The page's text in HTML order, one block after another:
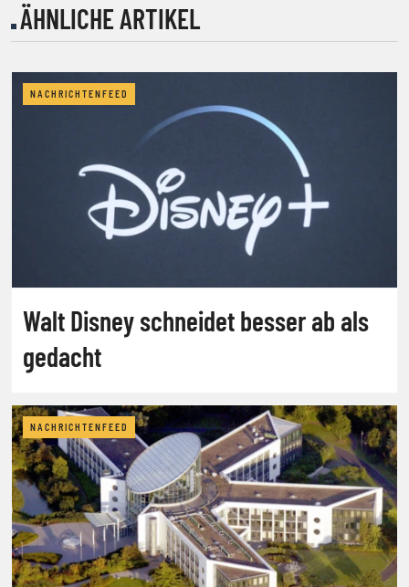
ÄHNLICHE ARTIKEL
NACHRICHTENFEED
Walt Disney schneidet besser ab als
gedacht
NACHRICHTENFEED